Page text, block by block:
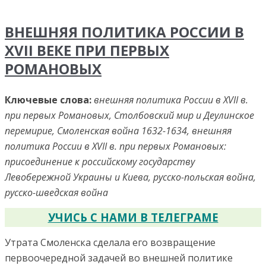
ВНЕШНЯЯ ПОЛИТИКА РОССИИ В
XVII ВЕКЕ ПРИ ПЕРВЫХ
РОМАНОВЫХ
Ключевые слова:внешняя политика России в XVII в.
при первых Романовых, Столбовский мир и Деулинское
перемирие, Смоленская война 1632-1634, внешняя
политика России в XVII в. при первых Романовых:
присоединение к российскому государству
Левобережной Украины и Киева, русско-польская война,
русско-шведская война
УЧИСЬ С НАМИ В ТЕЛЕГРАМЕ
Утрата Смоленска сделала его возвращение
первоочередной задачей во внешней политике